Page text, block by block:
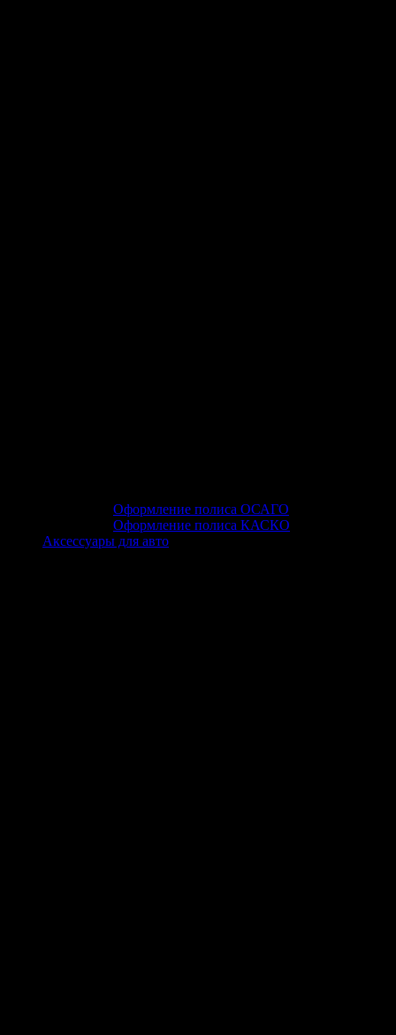
Оформление полиса ОСАГО
Оформление полиса КАСКО
Аксессуары для авто